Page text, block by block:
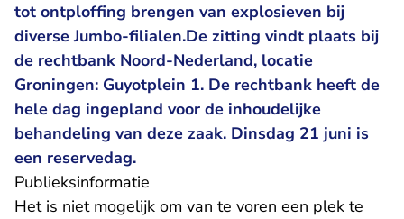
tot ontploffing brengen van explosieven bij
diverse Jumbo-filialen.De zitting vindt plaats bij
de rechtbank Noord-Nederland, locatie
Groningen: Guyotplein 1. De rechtbank heeft de
hele dag ingepland voor de inhoudelijke
behandeling van deze zaak. Dinsdag 21 juni is
een reservedag.
Publieksinformatie
Het is niet mogelijk om van te voren een plek te